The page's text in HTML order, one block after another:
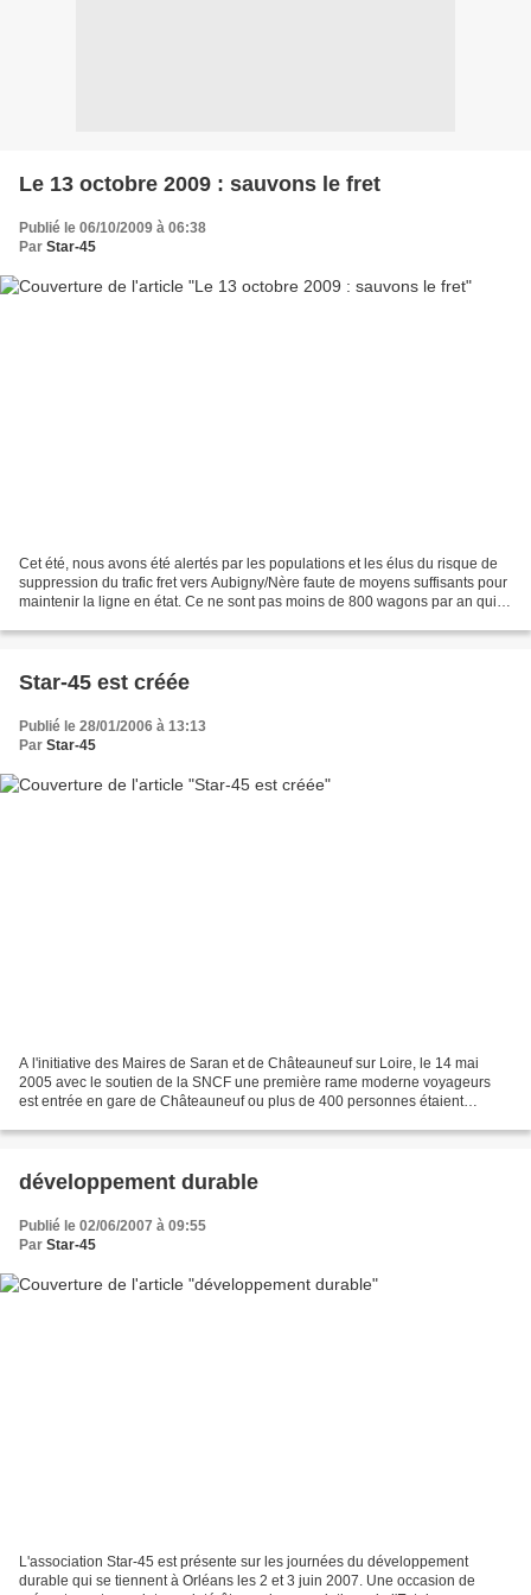
Le 13 octobre 2009 : sauvons le fret
Publié le 06/10/2009 à 06:38
Par Star-45
Cet été, nous avons été alertés par les populations et les élus du risque de
suppression du trafic fret vers Aubigny/Nère faute de moyens suffisants pour
maintenir la ligne en état. Ce ne sont pas moins de 800 wagons par an qui
Star-45 est créée
Publié le 28/01/2006 à 13:13
Par Star-45
A l'initiative des Maires de Saran et de Châteauneuf sur Loire, le 14 mai
2005 avec le soutien de la SNCF une première rame moderne voyageurs
est entrée en gare de Châteauneuf ou plus de 400 personnes étaient
développement durable
Publié le 02/06/2007 à 09:55
Par Star-45
L'association Star-45 est présente sur les journées du développement
durable qui se tiennent à Orléans les 2 et 3 juin 2007. Une occasion de